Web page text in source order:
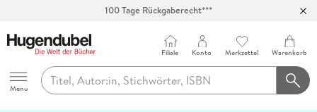
100 Tage Rückgaberecht***
Hugendubel
Menu
Filiale Konto Merkzettel Warenkorb